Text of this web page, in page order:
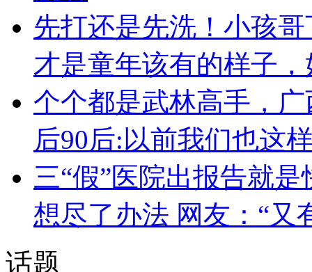
先打还是先洗！小孩
才是童年该有的样子
个个都是武林高手，
后90后:以前我们也这
三“假”医院出报告就
想尽了办法 网友：“又
话题